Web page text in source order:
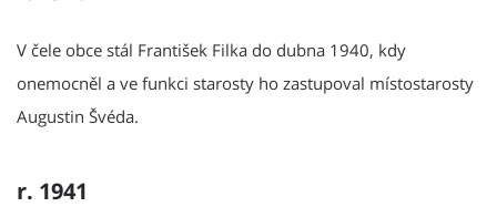
V čele obce stál František Filka do dubna 1940, kdy
onemocněl a ve funkci starosty ho zastupoval místostarosty
Augustin Švéda.
r. 1941